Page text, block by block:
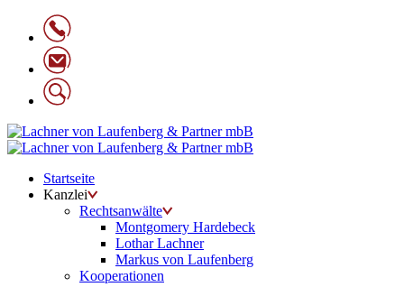
Startseite
Kanzlei
Rechtsanwälte
Montgomery Hardebeck
Lothar Lachner
Markus von Laufenberg
Kooperationen